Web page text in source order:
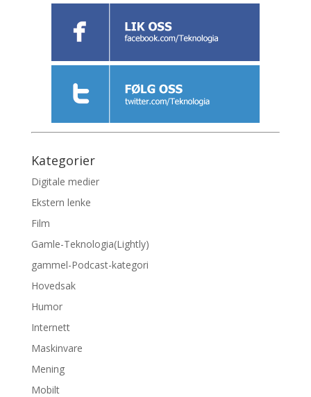
Kategorier
Digitale medier
Ekstern lenke
Film
Gamle-Teknologia(Lightly)
gammel-Podcast-kategori
Hovedsak
Humor
Internett
Maskinvare
Mening
Mobilt